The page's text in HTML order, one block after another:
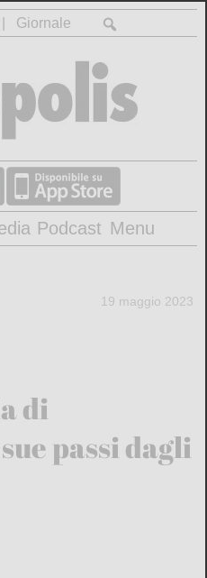
Giornale
Podcast Menu
19 maggio 2023
di
passi dagli